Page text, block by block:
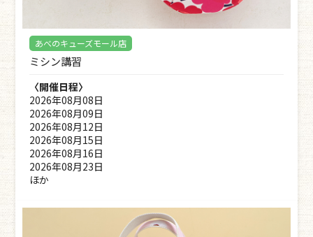
あべのキューズモール店
ミシン講習
〈開催日程〉
2026年08月08日
2026年08月09日
2026年08月12日
2026年08月15日
2026年08月16日
2026年08月23日
ほか